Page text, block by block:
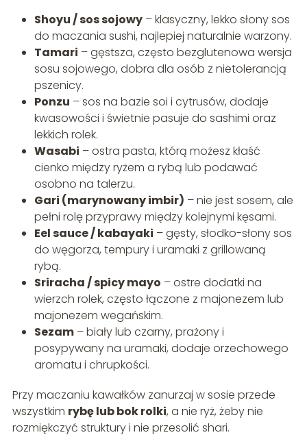
Shoyu / sos sojowy– klasyczny, lekko słony sos
do maczania sushi, najlepiej naturalnie warzony.
Tamari – gęstsza, często bezglutenowa wersja
sosu sojowego, dobra dla osób z nietolerancją
pszenicy.
Ponzu – sos na bazie soi i cytrusów, dodaje
kwasowości i świetnie pasuje do sashimi oraz
lekkich rolek.
Wasabi – ostra pasta, którą możesz kłaść
cienko między ryżem a rybą lub podawać
osobno na talerzu.
Gari (marynowany imbir) – nie jest sosem, ale
pełni rolę przyprawy między kolejnymi kęsami.
Eel sauce / kabayaki – gęsty, słodko-słony sos
do węgorza, tempury i uramaki z grillowaną
rybą.
Sriracha / spicy mayo – ostre dodatki na
wierzch rolek, często łączone z majonezem lub
majonezem wegańskim.
Sezam– biały lub czarny, prażony i
posypywany na uramaki, dodaje orzechowego
aromatu i chrupkości.
Przy maczaniu kawałków zanurzaj w sosie przede
wszystkim rybę lub bok rolki, a nie ryż, żeby nie
rozmiękczyć struktury i nie przesolić shari.